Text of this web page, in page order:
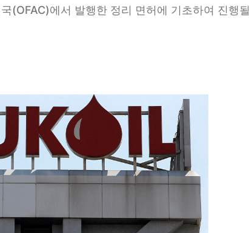
(OFAC)에서 발행한 정리 면허에 기초하여 진행될